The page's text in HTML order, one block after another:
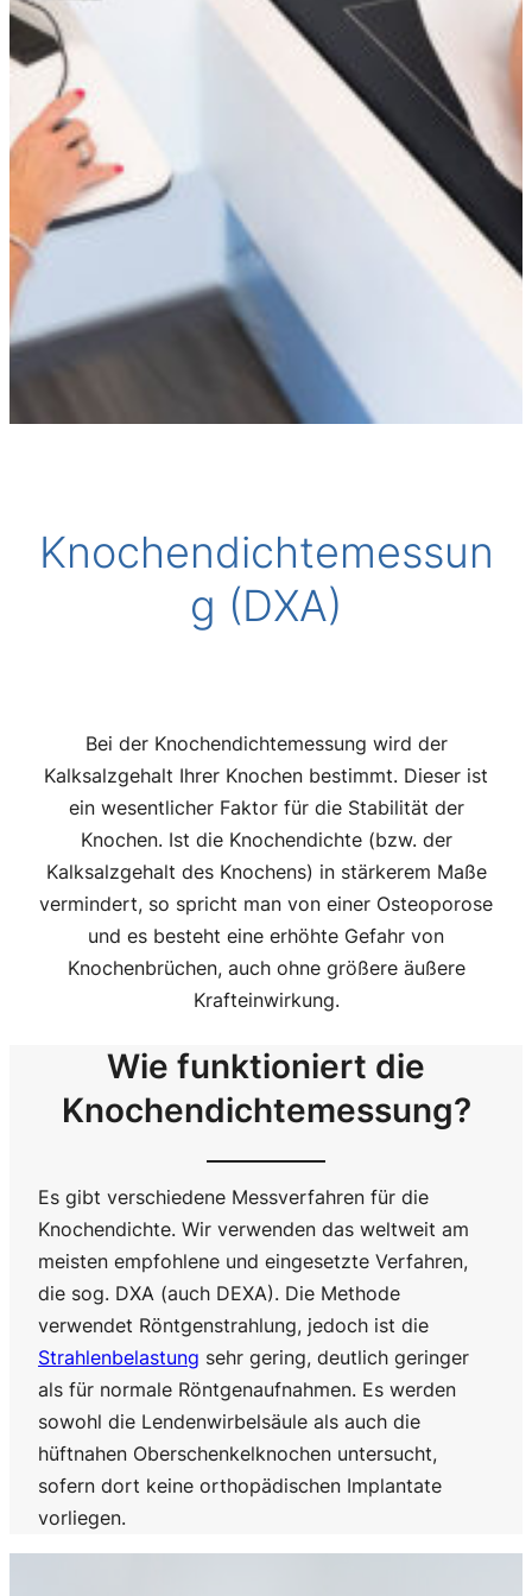
Knochendichtemessun
g (DXA)
Bei der Knochendichtemessung wird der
Kalksalzgehalt Ihrer Knochen bestimmt. Dieser ist
ein wesentlicher Faktor für die Stabilität der
Knochen. Ist die Knochendichte (bzw. der
Kalksalzgehalt des Knochens) in stärkerem Maße
vermindert, so spricht man von einer Osteoporose
und es besteht eine erhöhte Gefahr von
Knochenbrüchen, auch ohne größere äußere
Krafteinwirkung.
Wie funktioniert die
Knochendichtemessung?
Es gibt verschiedene Messverfahren für die
Knochendichte. Wir verwenden das weltweit am
meisten empfohlene und eingesetzte Verfahren,
die sog. DXA (auch DEXA). Die Methode
verwendet Röntgenstrahlung, jedoch ist die
Strahlenbelastung sehr gering, deutlich geringer
als für normale Röntgenaufnahmen. Es werden
sowohl die Lendenwirbelsäule als auch die
hüftnahen Oberschenkelknochen untersucht,
sofern dort keine orthopädischen Implantate
vorliegen.